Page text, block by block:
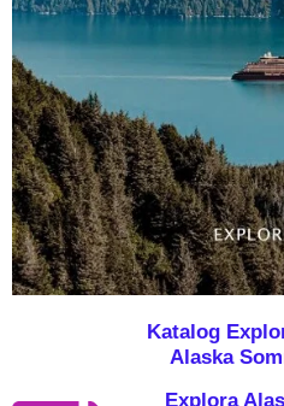
Katalog
Alaska
Explora